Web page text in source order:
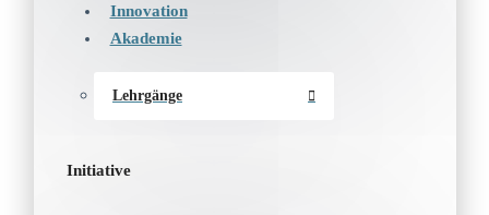
Innovation
Akademie
Lehrgänge
Initiative